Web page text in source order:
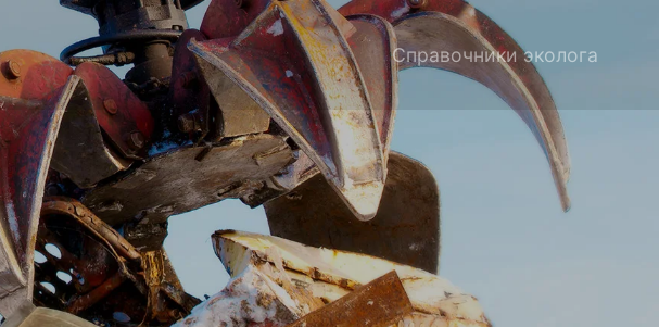
Справочники эколога